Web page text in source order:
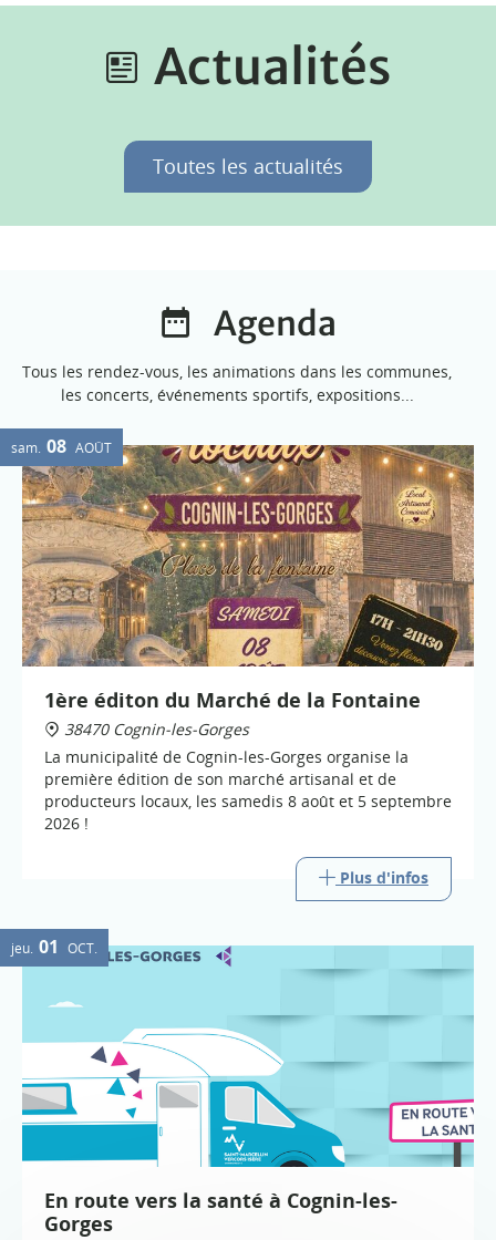
Actualités
Toutes les actualités
Agenda
Tous les rendez-vous, les animations dans les communes,
les concerts, événements sportifs, expositions...
sam. 08 AOÛT
1ère éditon du Marché de la Fontaine
38470 Cognin-les-Gorges
La municipalité de Cognin-les-Gorges organise la
première édition de son marché artisanal et de
producteurs locaux, les samedis 8 août et 5 septembre
2026 !
Plus d'infos
jeu. 01 OCT.
En route vers la santé à Cognin-les-
Gorges